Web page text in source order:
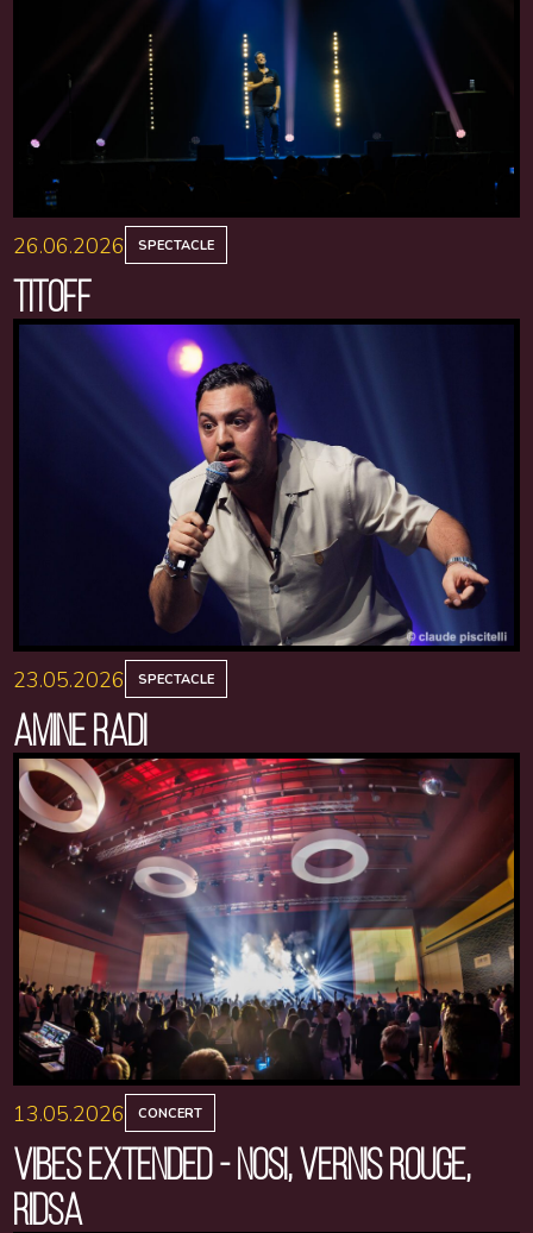
26.06.2026 SPECTACLE
TITOFF
23.05.2026 SPECTACLE
AMINE RADI
13.05.2026 CONCERT
VIBES EXTENDED - NOSI, VERNIS ROUGE,
RIDSA